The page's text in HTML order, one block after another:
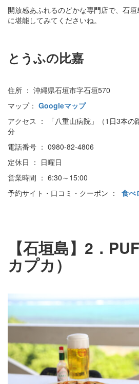
開放感あふれるのどかな専門店で、石
に堪能してみてくださいね。
とうふの比嘉
住所 ： 沖縄県石垣市字石垣570
マップ： Googleマップ
アクセス ： 「八重山病院」（1日3本の
分
電話番号 ： 0980-82-4806
定休日 ： 日曜日
営業時間 ： 6:30～15:00
予約サイト・口コミ・クーポン ： 食べ
【石垣島】2．
カプカ）